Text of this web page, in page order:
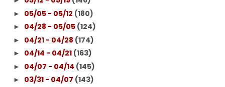
► 05/05 - 05/12 (180)
► 04/28 - 05/05 (124)
► 04/21 - 04/28 (174)
► 04/14 - 04/21 (163)
► 04/07 - 04/14 (145)
► 03/31 - 04/07 (143)